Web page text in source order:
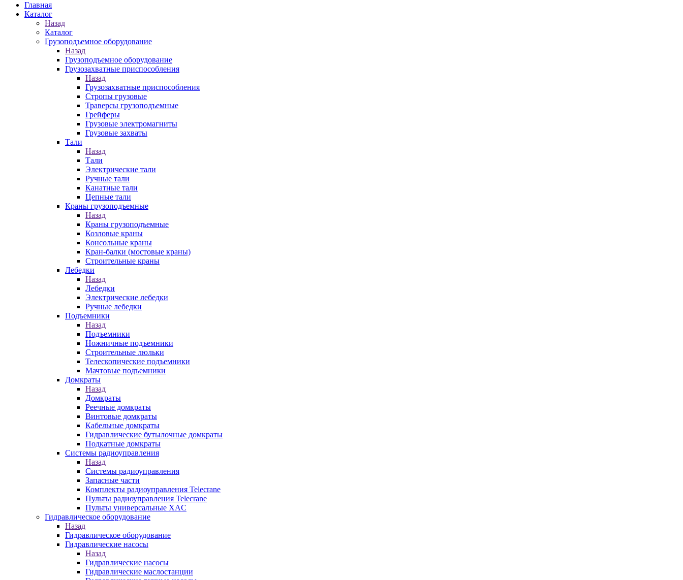
Главная
Каталог
Назад
Каталог
Грузоподъемное оборудование
Назад
Грузоподъемное оборудование
Грузозахватные приспособления
Назад
Грузозахватные приспособления
Стропы грузовые
Траверсы грузоподъемные
Грейферы
Грузовые электромагниты
Грузовые захваты
Тали
Назад
Тали
Электрические тали
Ручные тали
Канатные тали
Цепные тали
Краны грузоподъемные
Назад
Краны грузоподъемные
Козловые краны
Консольные краны
Кран-балки (мостовые краны)
Строительные краны
Лебедки
Назад
Лебедки
Электрические лебедки
Ручные лебедки
Подъемники
Назад
Подъемники
Ножничные подъемники
Строительные люльки
Телескопические подъемники
Мачтовые подъемники
Домкраты
Назад
Домкраты
Реечные домкраты
Винтовые домкраты
Кабельные домкраты
Гидравлические бутылочные домкраты
Подкатные домкраты
Системы радиоуправления
Назад
Системы радиоуправления
Запасные части
Комплекты радиоуправления Telecrane
Пульты радиоуправления Telecrane
Пульты универсальные XAC
Гидравлическое оборудование
Назад
Гидравлическое оборудование
Гидравлические насосы
Назад
Гидравлические насосы
Гидравлические маслостанции